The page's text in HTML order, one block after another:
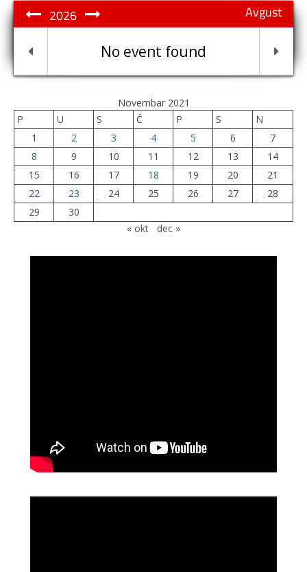
Avgust
2026
No event found
Novembar 2021
P
U S Č P S
N
1
2 3 4 5 6
7
8
9 10 11 12 13
14
15
16 17 18 19 20
21
22
23 24 25 26 27
28
29
30
« okt
dec »